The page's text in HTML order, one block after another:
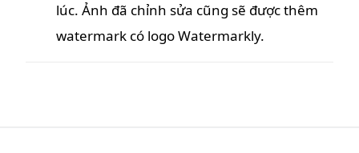
lúc. Ảnh đã chỉnh sửa cũng sẽ được thêm
watermark có logo Watermarkly.